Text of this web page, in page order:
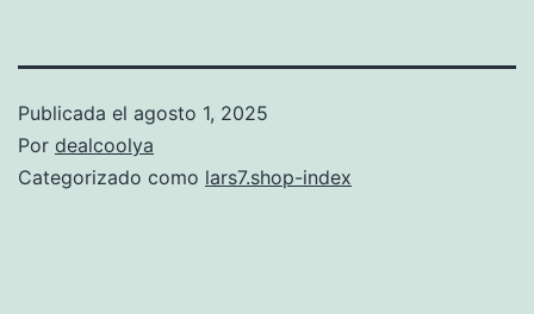
Publicada el agosto 1, 2025
Por dealcoolya
Categorizado como lars7.shop-index